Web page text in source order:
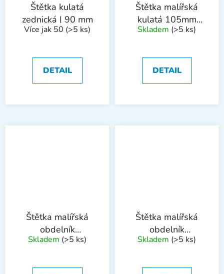
Štětka kulatá
zednická | 90 mm
Více jak 50 (>5 ks)
DETAIL
Štětka malířská
kulatá 105mm
PROFI
Skladem (>5 ks)
DETAIL
Štětka malířská
obdelník
170x70mm Hobby
Skladem (>5 ks)
Štětka malířská
obdelník
170x70mm Profi
Skladem (>5 ks)